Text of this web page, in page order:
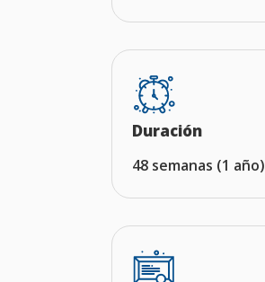
Duración
48 semanas (1 año)